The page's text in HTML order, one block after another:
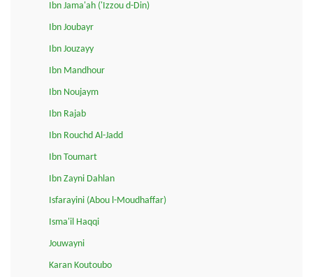
Ibn Jama'ah ('Izzou d-Din)
Ibn Joubayr
Ibn Jouzayy
Ibn Mandhour
Ibn Noujaym
Ibn Rajab
Ibn Rouchd Al-Jadd
Ibn Toumart
Ibn Zayni Dahlan
Isfarayini (Abou l-Moudhaffar)
Isma'il Haqqi
Jouwayni
Karan Koutoubo